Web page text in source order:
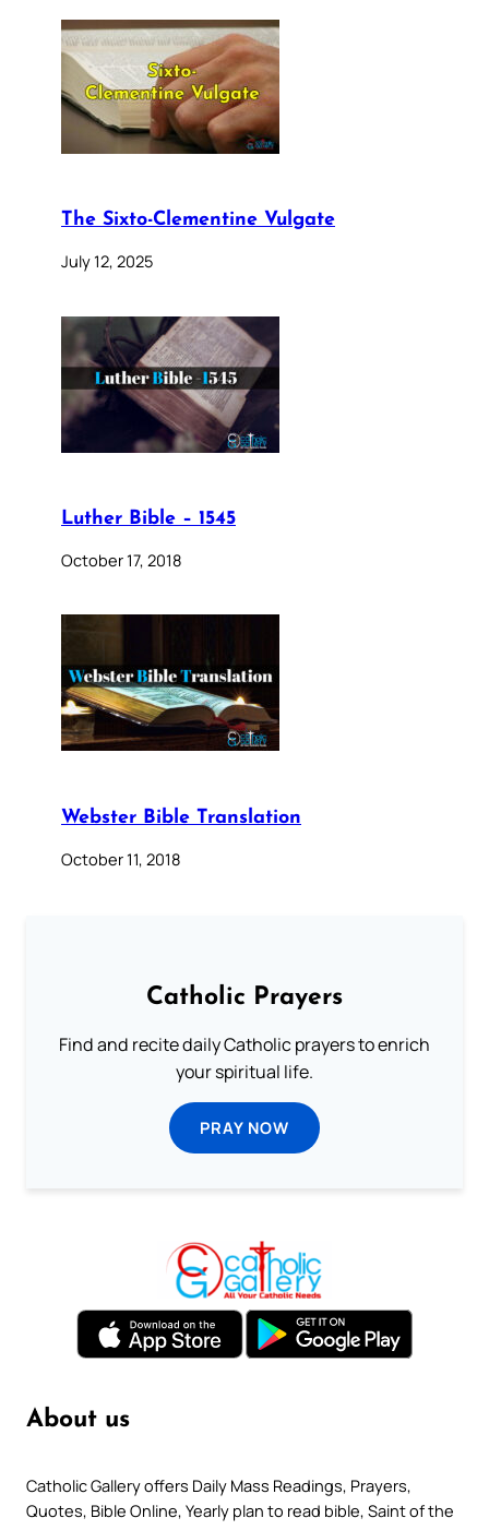
The Sixto-Clementine Vulgate
July 12, 2025
Luther Bible – 1545
October 17, 2018
Webster Bible Translation
October 11, 2018
Catholic Prayers
Find and recite daily Catholic prayers to enrich
your spiritual life.
PRAY NOW
About us
Catholic Gallery offers Daily Mass Readings, Prayers,
Quotes, Bible Online, Yearly plan to read bible, Saint of the